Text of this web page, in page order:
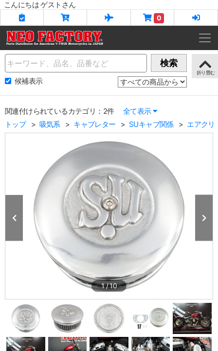
こんにちは ゲストさん
0
Name 検索
候補表示
関連付けられているカテゴリ：2件
全て表示
トップ
吸気系 キャブレター SUキャブ関係 エアクリ
1/10